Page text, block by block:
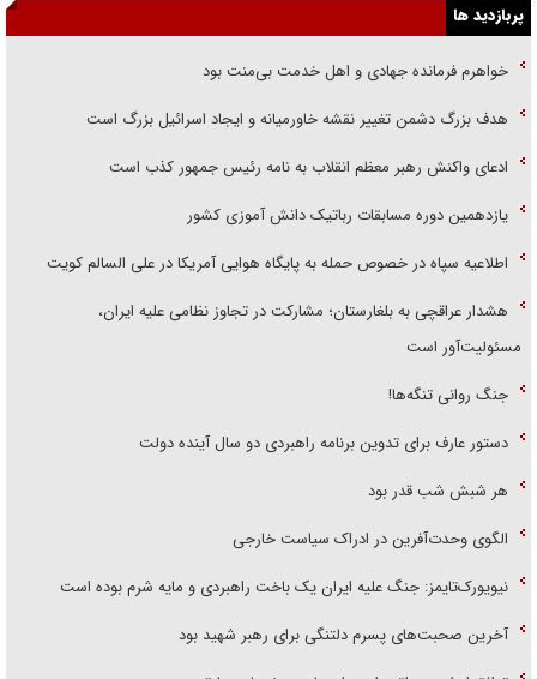
پربازدید ها
خواهرم فرمانده جهادی و اهل خدمت بی‌منت بود
هدف بزرگ دشمن تغییر نقشه خاورمیانه و ایجاد اسرائیل بزرگ است
ادعای واکنش رهبر معظم انقلاب به نامه رئیس جمهور کذب است
یازدهمین دوره مسابقات رباتیک دانش آموزی کشور
اطلاعیه سپاه در خصوص حمله به پایگاه هوایی آمریکا در علی السالم کویت
هشدار عراقچی به بلغارستان؛ مشارکت در تجاوز نظامی علیه ایران،
مسئولیت‌آور است
جنگ روانی تنگه‌ها!
دستور عارف برای تدوین برنامه راهبردی دو سال آینده دولت
هر شبش شب قدر بود
الگوی وحدت‌آفرین در ادراک سیاست خارجی
نیویورک‌تایمز: جنگ علیه ایران یک باخت راهبردی و مایه شرم بوده است
آخرین صحبت‌های پسرم دلتنگی برای رهبر شهید بود